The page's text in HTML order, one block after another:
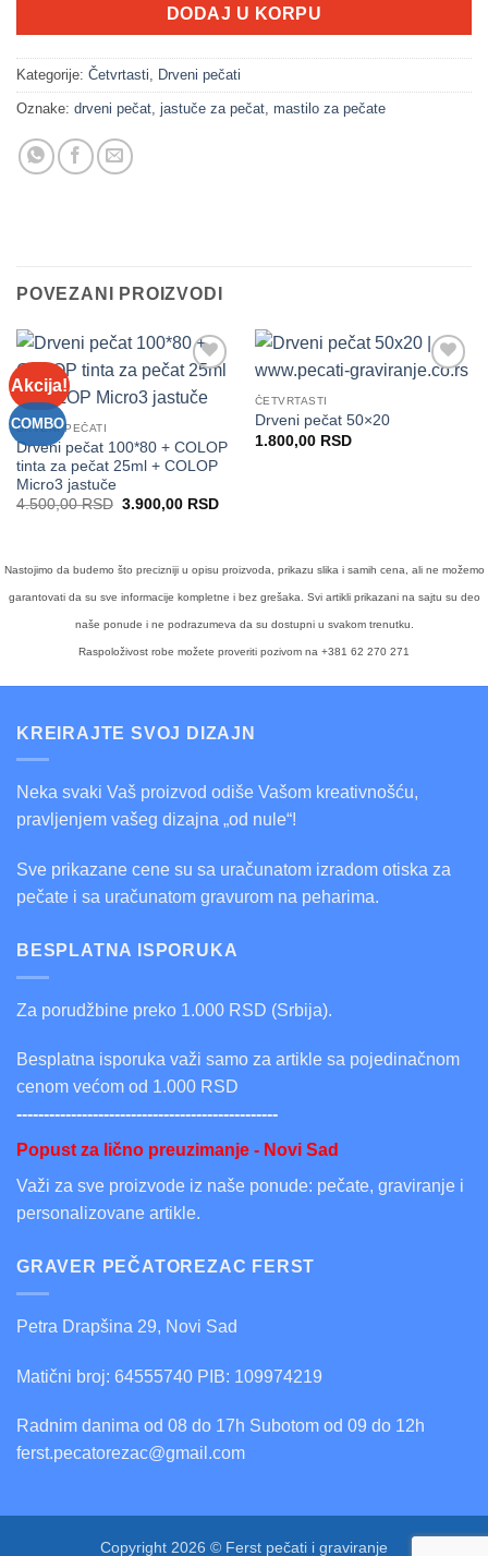
DODAJ U KORPU
Kategorije: Četvrtasti Drveni pečati
Oznake: drveni pečat jastuče za pečat mastilo za pečate
POVEZANI PROIZVODI
Akcija!
COMBO
na
DRVENI PEČATI
Drveni pečat 100*80 + COLOP
tinta za pečat 25ml + COLOP
Micro3 jastuče
4.500,00RSD Originalna
3.900,00 RSDTrenutna
ČETVRTASTI
Drveni pečat 50×20
1.800,00 RSD
Nastojimo da budemo što precizniji u opisu proizvoda, prikazu slika i samih cena, ali ne možemo
garantovati da su sve informacije kompletne i bez grešaka. Svi artikli prikazani na sajtu su deo
naše ponude i ne podrazumeva da su dostupni u svakom trenutku.
Raspoloživost robe možete proveriti pozivom na +381 62 270 271
KREIRAJTE SVOJ DIZAJN
Neka svaki Vaš proizvod odiše Vašom kreativnošću,
pravljenjem vašeg dizajna „od nule“!
Sve prikazane cene su sa uračunatom izradom otiska za
pečate i sa uračunatom gravurom na peharima.
BESPLATNA ISPORUKA
Za porudžbine preko 1.000 RSD (Srbija).
Besplatna isporuka važi samo za artikle sa pojedinačnom
cenom većom od 1.000 RSD
------------------------------------------------
Popust za lično preuzimanje - Novi Sad
Važi za sve proizvode iz naše ponude: pečate, graviranje i
personalizovane artikle.
GRAVER PEČATOREZAC FERST
Petra Drapšina 29, Novi Sad
Matični broj: 64555740 PIB: 109974219
Radnim danima od 08 do 17h Subotom od 09 do 12h
ferst.pecatorezac@gmail.com
Copyright 2026 © Ferst pečati i graviranje